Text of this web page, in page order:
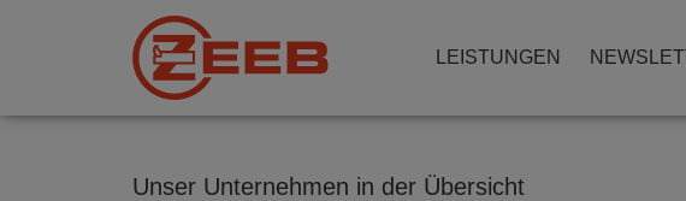
LEISTUNGEN
Unser Unternehmen in der Übersicht